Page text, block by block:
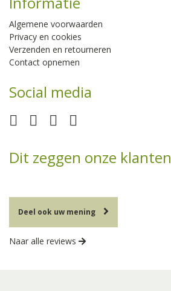
Algemene voorwaarden
Privacy en cookies
Verzenden en retourneren
Contact opnemen
Social media
Dit zeggen onze klanten
Deel ook uw mening
Naar alle reviews